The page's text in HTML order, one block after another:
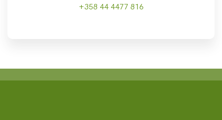
+358 44 4477 816